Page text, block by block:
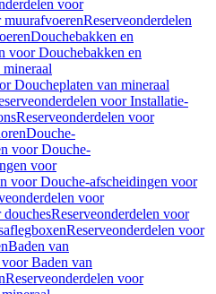
voor
muurafvoerenReserveonderdelen
Douchebakken en
voor Douchebakken en
Doucheplaten van mineraal
voor Installatie-
Reserveonderdelen voor
Douche-
voor Douche-
voor
voor Douche-afscheidingen voor
voor
Reserveonderdelen voor
Reserveonderdelen voor
Baden van
Baden van
Reserveonderdelen voor